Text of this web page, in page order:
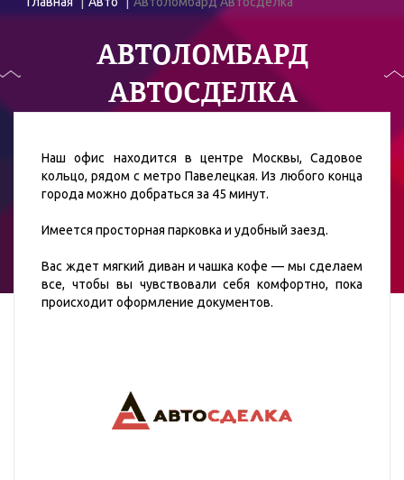
АВТОЛОМБАРД
АВТОСДЕЛКА
Наш офис находится в центре Москвы, Садовое
кольцо, рядом с метро Павелецкая. Из любого конца
города можно добраться за 45 минут.
Имеется просторная парковка и удобный заезд.
Вас ждет мягкий диван и чашка кофе — мы сделаем
все, чтобы вы чувствовали себя комфортно, пока
происходит оформление документов.